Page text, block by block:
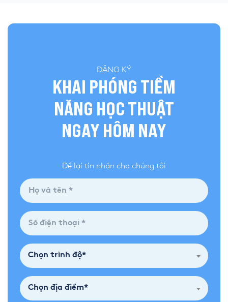
ĐĂNG KÝ
KHAI PHÓNG TIỀM
NĂNG HỌC THUẬT
NGAY HÔM NAY
Để lại tin nhắn cho chúng tôi
Chọn trình độ*
Chọn địa điểm*